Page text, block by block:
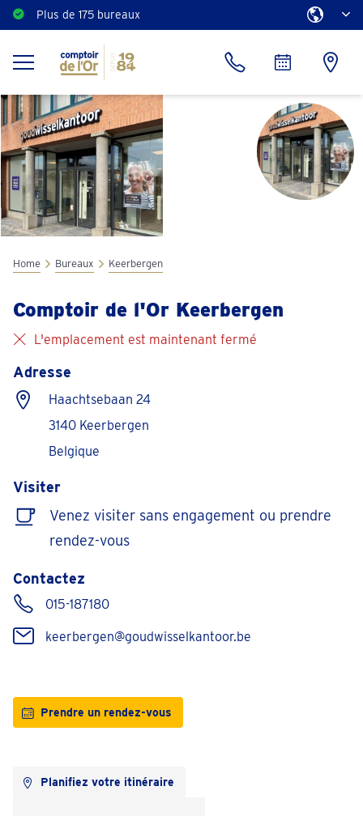
Plus de 175 bureaux
Home Bureaux Keerbergen
Comptoir de l'Or Keerbergen
L'emplacement est maintenant fermé
Adresse
Haachtsebaan 24
3140 Keerbergen
Belgique
Visiter
Venez visiter sans engagement ou prendre
rendez-vous
Contactez
015-187180
keerbergen@goudwisselkantoor.be
Prendre un rendez-vous
Planifiez votre itinéraire